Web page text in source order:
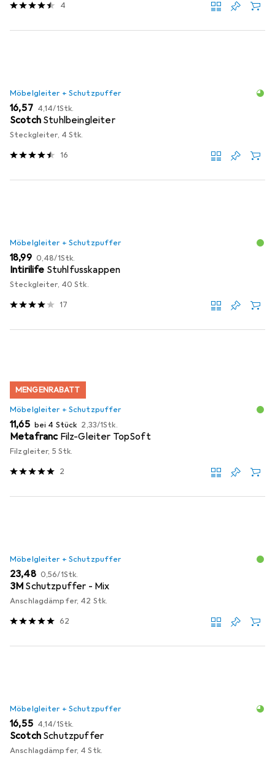
4
Möbelgleiter + Schutzpuffer
EUR
16,57 EUR
4,14/1Stk.
Scotch Stuhlbeingleiter
Steckgleiter, 4 Stk.
16
Möbelgleiter + Schutzpuffer
EUR
18,99 EUR
0,48/1Stk.
Intirilife Stuhlfusskappen
Steckgleiter, 40 Stk.
17
MENGENRABATT
Möbelgleiter + Schutzpuffer
EUR
11,65 bei 4 Stück EUR
2,33/1Stk.
Metafranc Filz-Gleiter TopSoft
Filzgleiter, 5 Stk.
2
Möbelgleiter + Schutzpuffer
EUR
23,48 EUR
0,56/1Stk.
3M Schutzpuffer - Mix
Anschlagdämpfer, 42 Stk.
62
Möbelgleiter + Schutzpuffer
EUR
16,55 EUR
4,14/1Stk.
Scotch Schutzpuffer
Anschlagdämpfer, 4 Stk.